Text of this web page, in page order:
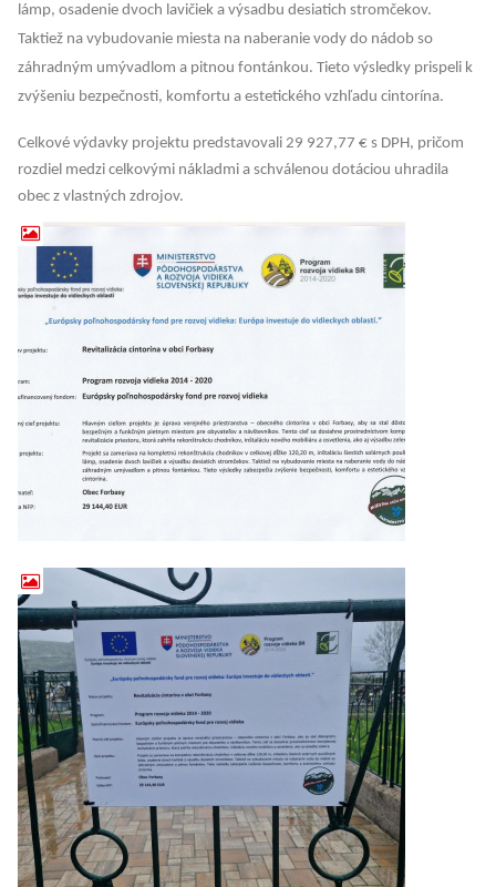
lámp, osadenie dvoch lavičiek a výsadbu desiatich stromčekov.
Taktiež na vybudovanie miesta na naberanie vody do nádob so
záhradným umývadlom a pitnou fontánkou. Tieto výsledky prispeli k
zvýšeniu bezpečnosti, komfortu a estetického vzhľadu cintorína.
Celkové výdavky projektu predstavovali 29 927,77 € s DPH, pričom
rozdiel medzi celkovými nákladmi a schválenou dotáciou uhradila
obec z vlastných zdrojov.